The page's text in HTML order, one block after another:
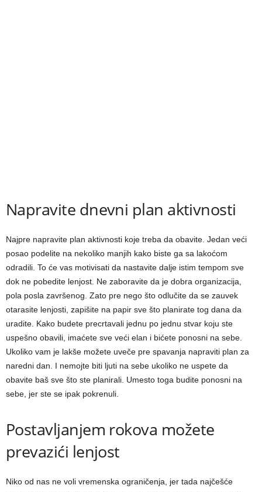
Napravite dnevni plan aktivnosti
Najpre napravite plan aktivnosti koje treba da obavite. Jedan veći
posao podelite na nekoliko manjih kako biste ga sa lakoćom
odradili. To će vas motivisati da nastavite dalje istim tempom sve
dok ne pobedite lenjost. Ne zaboravite da je dobra organizacija,
pola posla završenog. Zato pre nego što odlučite da se zauvek
otarasite lenjosti, zapišite na papir sve što planirate tog dana da
uradite. Kako budete precrtavali jednu po jednu stvar koju ste
uspešno obavili, imaćete sve veći elan i bićete ponosni na sebe.
Ukoliko vam je lakše možete uveče pre spavanja napraviti plan za
naredni dan. I nemojte biti ljuti na sebe ukoliko ne uspete da
obavite baš sve što ste planirali. Umesto toga budite ponosni na
sebe, jer ste se ipak pokrenuli.
Postavljanjem rokova možete
prevazići lenjost
Niko od nas ne voli vremenska ograničenja, jer tada najčešće